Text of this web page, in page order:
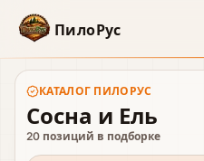
ПилоРус
КАТАЛОГ ПИЛОРУС
Сосна и Ель
20 позиций в подборке